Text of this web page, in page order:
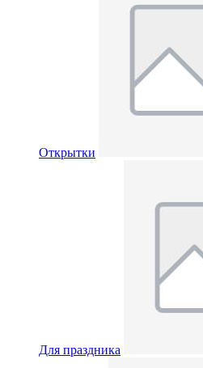
Открытки
Для праздника